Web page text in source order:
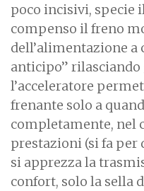
poco incisivi, specie
compenso il freno
dell’alimentazione a
anticipo”
l’acceleratore
frenante solo a
completamente, nel
prestazioni (si fa per
si apprezza la
confort, solo la sella